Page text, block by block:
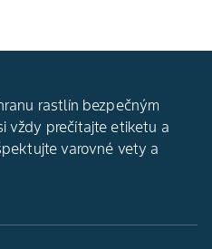
rastlín bezpečným
vždy prečítajte etiketu a
varovné vety a